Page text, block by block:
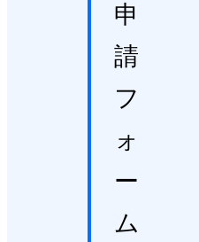
申
請
フ
ォ
ー
ム